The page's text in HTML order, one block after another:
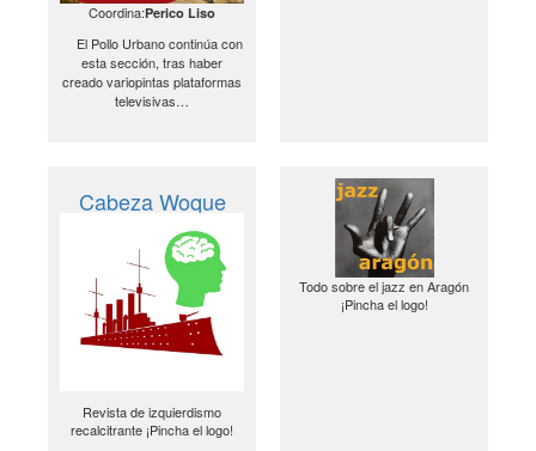
Coordina:Perico Liso
El Pollo Urbano continúa con
esta sección, tras haber
creado variopintas plataformas
televisivas…
Cabeza Woque
Revista de izquierdismo
recalcitrante ¡Pincha el logo!
Todo sobre el jazz en Aragón
¡Pincha el logo!